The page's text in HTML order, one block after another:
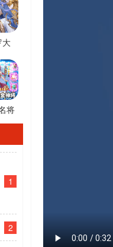
大
转
折
醒)
将
无
1
2